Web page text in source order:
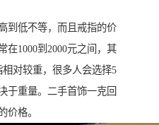
低不等，而且戒指的价
在1000到2000元之间，其
对较重，很多人会选择5
于重量。二手首饰一克回
价格。